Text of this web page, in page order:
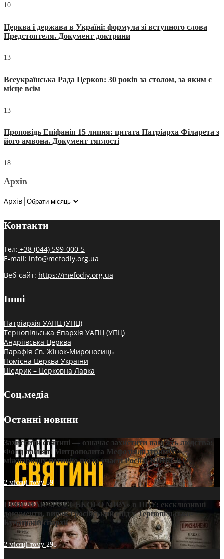
10
Церква і держава в Україні: формула зі вступного слова
Предстоятеля. Документ доктрини
13
Всеукраїнська Рада Церков: 30 років за столом, за яким є
місце всім
13
Проповідь Епіфанія 15 липня: цитата Патріарха Філарета з
його амвона. Документ тяглості
18
Архів
Архів
Контакти
Тел: +38 (044) 599-000-5
E-mail: info@mefodiy.org.ua
Веб-сайт: https://mefodiy.org.ua
Інші
Патріархія УАПЦ (УПЦ)
Тернопільська Єпархія УАПЦ (УПЦ)
Андріївська Церква
Парафія Св. Жінок-Мироносиць
Помісна Церква України
Щедрик – Церковна Лавка
Соц.медіа
Останні новини
Захистити святині — означає захистити пам’ять людства:
Фонд пам’яті Митрополита Мефодія підтримує
міжнародну петицію щодо участі Росії в ЮНЕСКО
2 місяці тому59
ПРИСМАК «РУССЬКОГО МІРА» в ПЦУ: ексклюзивні
документи, вирок і російський слід у Тернопільсько-
Бучацькій єпархії
2 місяці тому 295